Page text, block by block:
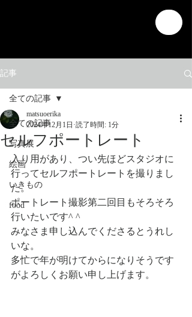
記事
全ての記事
写真展
絵画
いきもの
food
全ての記事
セルフポートレート
matsuoerika
2024年12月1日 読了時間: 1分
入り用があり、つい先ほどスタジオに
行ってセルフポートレートを撮りまし
た。
ポートレート撮影第二回目もそろそろ
行いたいです^ ^
みなさま申し込んでくださるとうれし
いな。
多忙で年が明けてからになりそうです
がよろしくお願い申し上げます。